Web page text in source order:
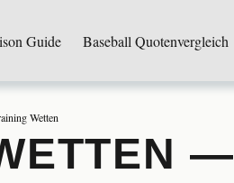
Guide Baseball Quotenvergleich
Wetten
—